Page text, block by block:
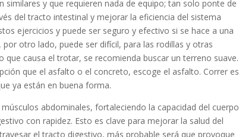
y que requieren nada de equipo; tan solo ponte de
del tracto intestinal y mejorar la eficiencia del sistema
ejercicios y puede ser seguro y efectivo si se hace a una
otro lado, puede ser difícil, para las rodillas y otras
causa el trotar, se recomienda buscar un terreno suave.
que el asfalto o el concreto, escoge el asfalto. Correr es
ya están en buena forma.
abdominales, fortaleciendo la capacidad del cuerpo
con rapidez. Esto es clave para mejorar la salud del
el tracto digestivo, más probable será que provoque